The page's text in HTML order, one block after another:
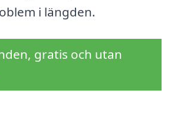
i längden.
gratis och utan